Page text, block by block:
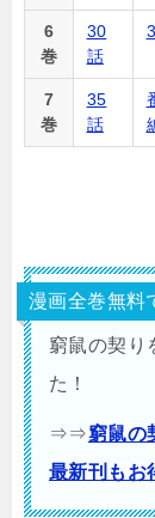
6
巻
30
話
7
巻
35
話
漫画全巻無料
窮鼠の契り
た！
⇒⇒窮鼠の
最新刊もお